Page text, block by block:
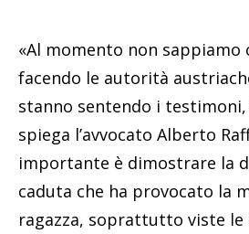
«Al momento non sappiamo
facendo le autorità
stanno sentendo i
spiega l’avvocato Alberto
importante è dimostrare la
caduta che ha provocato la
ragazza, soprattutto viste le